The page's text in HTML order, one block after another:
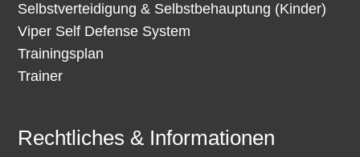
Selbstverteidigung & Selbstbehauptung (Kinder)
Viper Self Defense System
Trainingsplan
Trainer
Rechtliches & Informationen